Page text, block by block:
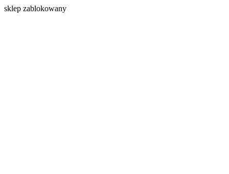
sklep zablokowany